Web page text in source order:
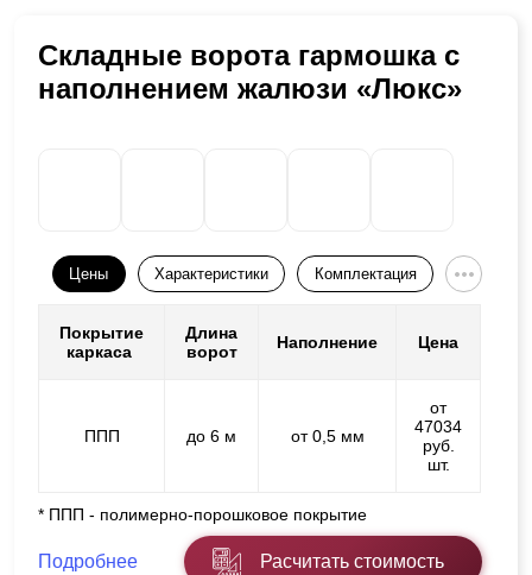
Складные ворота гармошка с
наполнением жалюзи «Люкс»
Цены Характеристики Комплектация
Покрытие
каркаса
Длина
ворот
Наполнение Цена
ППП до 6 м от 0,5 мм
от
47034
руб.
шт.
* ППП - полимерно-порошковое покрытие
Подробнее Расчитать стоимость